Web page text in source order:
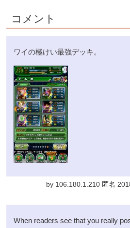
コメント
ワイの極けい最強デッキ。
by 106.180.1.210 匿名
When readers see that you really